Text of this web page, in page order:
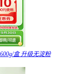
盒 升级无淀粉